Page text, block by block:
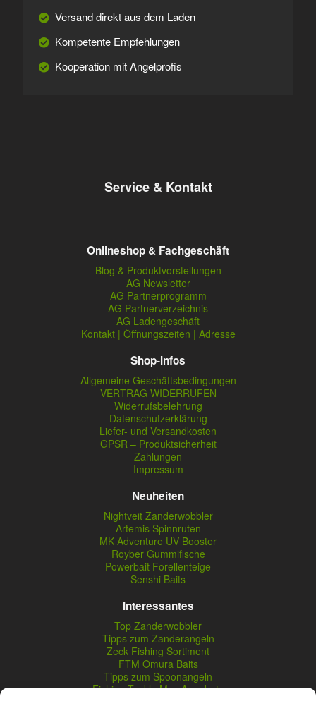
Versand direkt aus dem Laden
Kompetente Empfehlungen
Kooperation mit Angelprofis
Service & Kontakt
Onlineshop & Fachgeschäft
Blog & Produktvorstellungen
AG Newsletter
AG Partnerprogramm
AG Partnerverzeichnis
AG Ladengeschäft
Kontakt | Öffnungszeiten | Adresse
Shop-Infos
Allgemeine Geschäftsbedingungen
VERTRAG WIDERRUFEN
Widerrufsbelehrung
Datenschutzerklärung
Liefer- und Versandkosten
GPSR – Produktsicherheit
Zahlungen
Impressum
Neuheiten
Nightveit Zanderwobbler
Artemis Spinnruten
MK Adventure UV Booster
Royber Gummifische
Powerbait Forellenteige
Senshi Baits
Interessantes
Top Zanderwobbler
Tipps zum Zanderangeln
Zeck Fishing Sortiment
FTM Omura Baits
Tipps zum Spoonangeln
Fishing Tackle Max Angebote